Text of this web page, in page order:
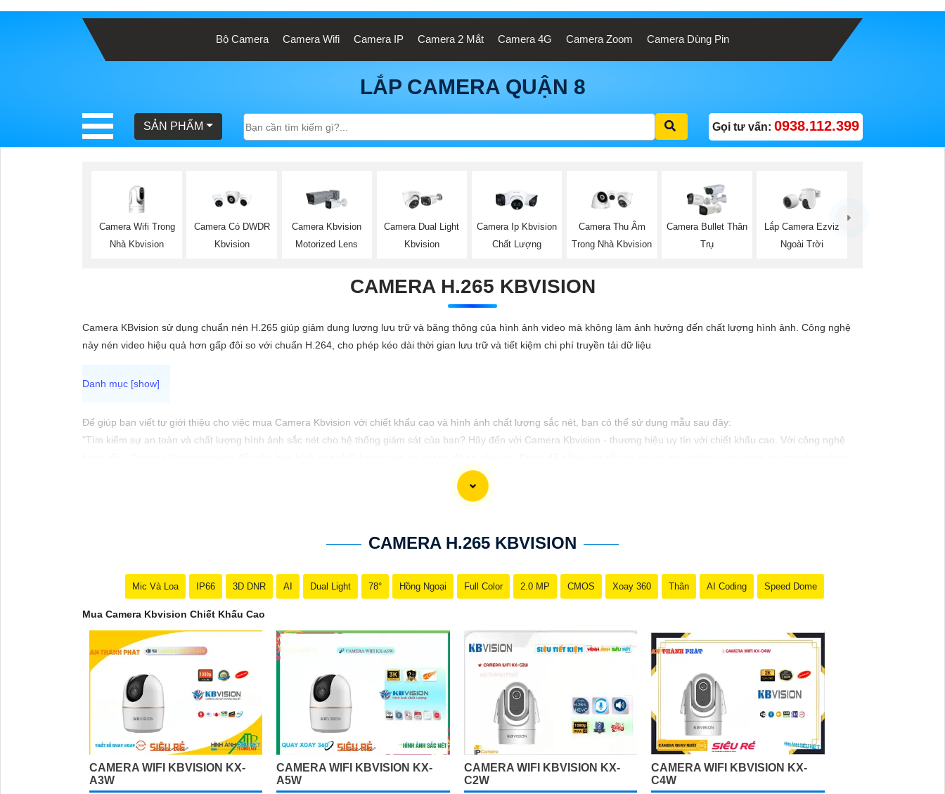
Bộ Camera Camera Wifi Camera IP Camera 2 Mắt Camera 4G Camera Zoom Camera Dùng Pin
LẮP CAMERA QUẬN 8
SẢN PHẨM Gọi tư vấn: 0938.112.399
Camera Wifi Trong
Nhà Kbvision
Camera Có DWDR
Kbvision
Camera Kbvision
Motorized Lens
Camera Dual Light
Kbvision
Camera Ip Kbvision
Chất Lượng
Camera Thu Âm
Trong Nhà Kbvision
Camera Bullet Thân
Trụ
Lắp Camera Ezviz
Ngoài Trời
CAMERA H.265 KBVISION
Camera KBvision sử dụng chuẩn nén H.265 giúp giảm dung lượng lưu trữ và băng thông của hình ảnh video mà không làm ảnh hưởng đến chất lượng hình ảnh. Công nghệ
này nén video hiệu quả hơn gấp đôi so với chuẩn H.264, cho phép kéo dài thời gian lưu trữ và tiết kiệm chi phí truyền tải dữ liệu
Để giúp bạn viết tư giới thiệu cho việc mua Camera Kbvision với chiết khấu cao và hình ảnh chất lượng sắc nét, bạn có thể sử dụng mẫu sau đây:
"Tìm kiếm sự an toàn và chất lượng hình ảnh sắc nét cho hệ thống giám sát của bạn? Hãy đến với Camera Kbvision - thương hiệu uy tín với chiết khấu cao. Với công nghệ
Hãy đầu tư vào Camera Kbvision và yên tâm bảo vệ gia đình và tài sản của bạn ngay hôm nay!"
Bạn có thể điều chỉnh và thêm vào nội dung trên để phù hợp với nhu cầu cụ thể của bạn. Chúc bạn thành công!
CAMERA H.265 KBVISION
Mic Và Loa IP66 3D DNR AI Dual Light 78° Hồng Ngoại Full Color 2.0 MP CMOS Xoay 360 Thân AI Coding Speed Dome
Mua Camera Kbvision Chiết Khấu Cao
CAMERA WIFI KBVISION KX-
A3W
CAMERA WIFI KBVISION KX-
A5W
CAMERA WIFI KBVISION KX-
C2W
CAMERA WIFI KBVISION KX-
C4W